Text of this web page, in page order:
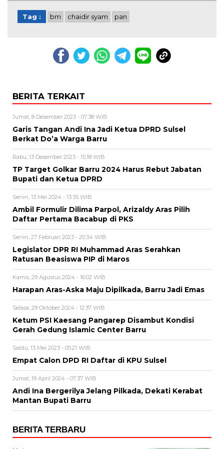
Tag : bm chaidir syam pan
BERITA TERKAIT
Jumat, 8 Desember 2023 - 07:38 WIB
Garis Tangan Andi Ina Jadi Ketua DPRD Sulsel
Berkat Do’a Warga Barru
Rabu, 13 Desember 2023 - 15:18 WIB
TP Target Golkar Barru 2024 Harus Rebut Jabatan
Bupati dan Ketua DPRD
Senin, 13 Mei 2024 - 13:35 WIB
Ambil Formulir Dilima Parpol, Arizaldy Aras Pilih
Daftar Pertama Bacabup di PKS
Senin, 27 Februari 2023 - 20:34 WIB
Legislator DPR RI Muhammad Aras Serahkan
Ratusan Beasiswa PIP di Maros
Kamis, 29 Agustus 2024 - 16:02 WIB
Harapan Aras-Aska Maju Dipilkada, Barru Jadi Emas
Selasa, 29 Oktober 2024 - 12:37 WIB
Ketum PSI Kaesang Pangarep Disambut Kondisi
Gerah Gedung Islamic Center Barru
Sabtu, 13 Mei 2023 - 05:21 WIB
Empat Calon DPD RI Daftar di KPU Sulsel
Jumat, 19 April 2024 - 07:37 WIB
Andi Ina Bergerilya Jelang Pilkada, Dekati Kerabat
Mantan Bupati Barru
BERITA TERBARU